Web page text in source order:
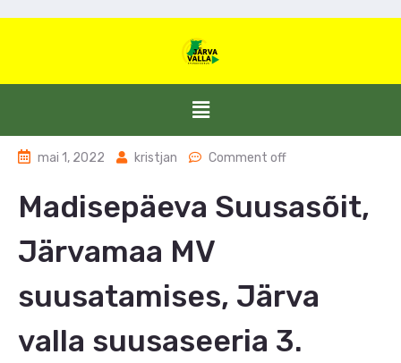
mai 1, 2022 kristjan Comment off
Madisepäeva Suusasõit,
Järvamaa MV
suusatamises, Järva
valla suusaseeria 3.